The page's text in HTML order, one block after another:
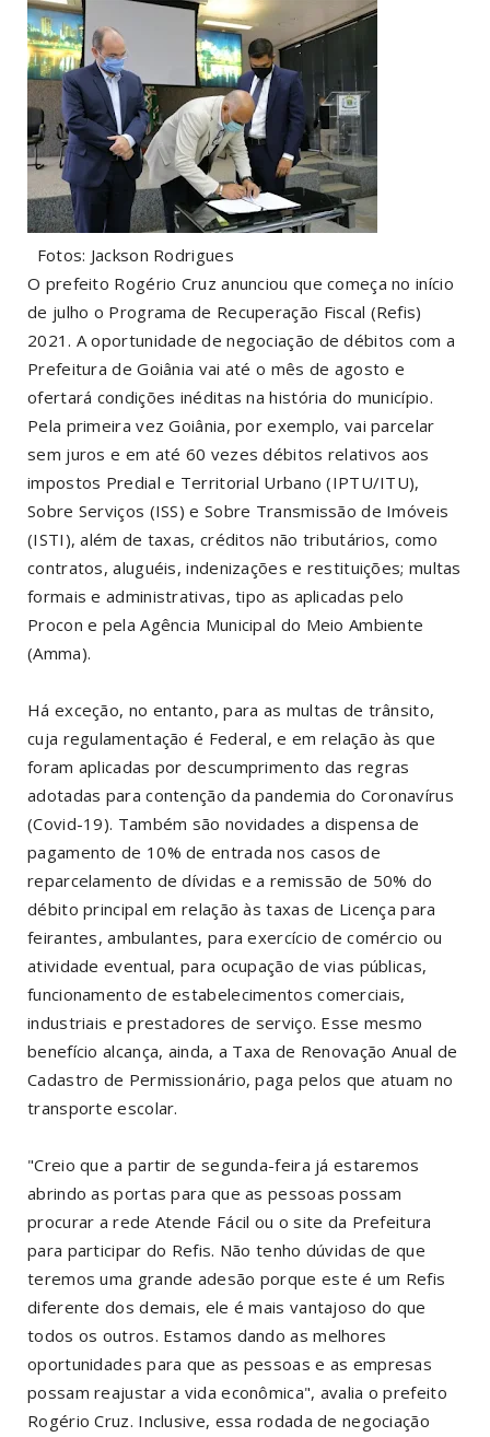
Fotos: Jackson Rodrigues
O prefeito Rogério Cruz anunciou que começa no início
de julho o Programa de Recuperação Fiscal (Refis)
2021. A oportunidade de negociação de débitos com a
Prefeitura de Goiânia vai até o mês de agosto e
ofertará condições inéditas na história do município.
Pela primeira vez Goiânia, por exemplo, vai parcelar
sem juros e em até 60 vezes débitos relativos aos
impostos Predial e Territorial Urbano (IPTU/ITU),
Sobre Serviços (ISS) e Sobre Transmissão de Imóveis
(ISTI), além de taxas, créditos não tributários, como
contratos, aluguéis, indenizações e restituições; multas
formais e administrativas, tipo as aplicadas pelo
Procon e pela Agência Municipal do Meio Ambiente
(Amma).
Há exceção, no entanto, para as multas de trânsito,
cuja regulamentação é Federal, e em relação às que
foram aplicadas por descumprimento das regras
adotadas para contenção da pandemia do Coronavírus
(Covid-19). Também são novidades a dispensa de
pagamento de 10% de entrada nos casos de
reparcelamento de dívidas e a remissão de 50% do
débito principal em relação às taxas de Licença para
feirantes, ambulantes, para exercício de comércio ou
atividade eventual, para ocupação de vias públicas,
funcionamento de estabelecimentos comerciais,
industriais e prestadores de serviço. Esse mesmo
benefício alcança, ainda, a Taxa de Renovação Anual de
Cadastro de Permissionário, paga pelos que atuam no
transporte escolar.
"Creio que a partir de segunda-feira já estaremos
abrindo as portas para que as pessoas possam
procurar a rede Atende Fácil ou o site da Prefeitura
para participar do Refis. Não tenho dúvidas de que
teremos uma grande adesão porque este é um Refis
diferente dos demais, ele é mais vantajoso do que
todos os outros. Estamos dando as melhores
oportunidades para que as pessoas e as empresas
possam reajustar a vida econômica", avalia o prefeito
Rogério Cruz. Inclusive, essa rodada de negociação